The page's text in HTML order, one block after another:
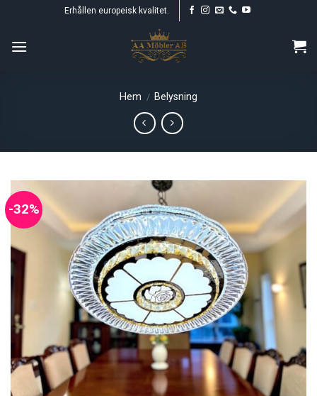
content
Erhållen europeisk kvalitet.
Hem / Belysning
-32%